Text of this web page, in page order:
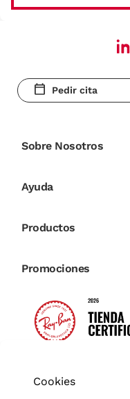
Pedir cita
Sobre Nosotros
Ayuda
Productos
Promociones
Cookies